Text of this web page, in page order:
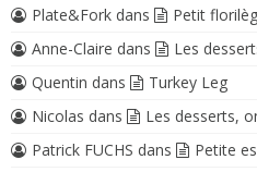
Plate&Fork dans
Petit
Anne-Claire dans
Les
Quentin dans
Turkey Leg
Nicolas dans
Les desserts,
Patrick FUCHS dans
Petite